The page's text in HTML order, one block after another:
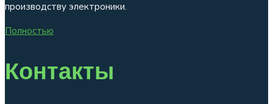
производству электроники.
Полностью
Контакты